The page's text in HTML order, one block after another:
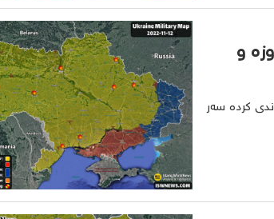
و
کردە سەر